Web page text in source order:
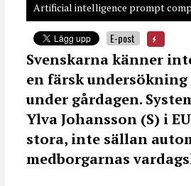
Artificial intelligence prompt
E-post
Svenskarna känner
en färsk
under gårdagen.
Ylva Johansson (S) i
stora, inte sällan
medborgarnas